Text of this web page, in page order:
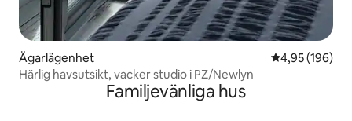
Ägarlägenhet 4,95 av 5 i
4,95 (196)
Härlig havsutsikt, vacker studio i PZ/Newlyn
Familjevänliga hus